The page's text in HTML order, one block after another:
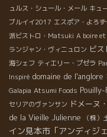
ュルス・シュール・メール キュ
ブルイイ2017 エスポア・よろ
派ビストロ・Matsuki A boire
ランジャン・ヴィニュロン ビ
海シェフ ティエリー・プゼラ
Inspiré domaine de l'anglore
Galapia Atsumi Foods Pouilly-
セリアのヴァンサン ドメーヌ
de la Vieille Julienne
（株
イン見本市「アンディジェ